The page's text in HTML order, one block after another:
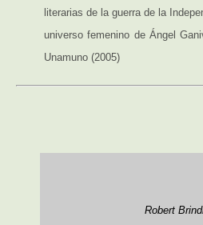
literarias de la guerra de la
universo femenino de Ángel
Unamuno (2005)
Robert